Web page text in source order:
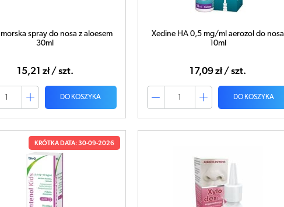
spray do nosa z aloesem
30ml
15,21 zł / szt.
DO KOSZYKA
Xedine HA 0,5 mg/ml aerozol do nosa
10ml
17,09 zł / szt.
DO KOSZYKA
KRÓTKA DATA: 30-09-2026